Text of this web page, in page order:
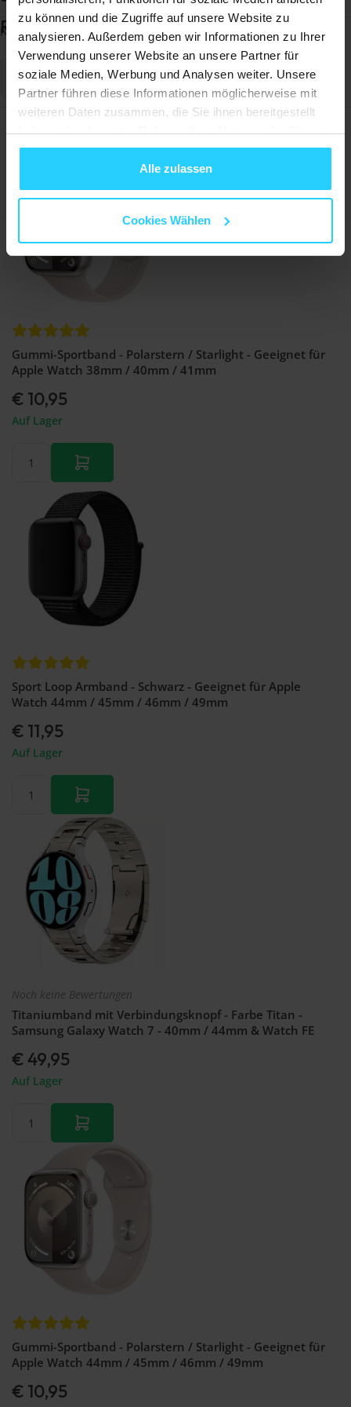
zu können und die Zugriffe auf unsere Website zu
analysieren. Außerdem geben wir Informationen zu Ihrer
Verwendung unserer Website an unsere Partner für
soziale Medien, Werbung und Analysen weiter. Unsere
Partner führen diese Informationen möglicherweise mit
weiteren Daten zusammen, die Sie ihnen bereitgestellt
haben oder die sie im Rahmen Ihrer Nutzung der Dienste
gesammelt haben.
Alle zulassen
Cookies Wählen
Rezensionen
Noch keine Bewertungen
Schreiben Sie eine Bewertung
Am häufigsten angesehene Artikel
Gummi-Sportband - Polarstern / Starlight - Geeignet für
Apple Watch 38mm / 40mm / 41mm
€ 10,95
Auf Lager
Sport Loop Armband - Schwarz - Geeignet für Apple
Watch 44mm / 45mm / 46mm / 49mm
€ 11,95
Auf Lager
Noch keine Bewertungen
Titaniumband mit Verbindungsknopf - Farbe Titan -
Samsung Galaxy Watch 7 - 40mm / 44mm & Watch FE
€ 49,95
Auf Lager
Gummi-Sportband - Polarstern / Starlight - Geeignet für
Apple Watch 44mm / 45mm / 46mm / 49mm
€ 10,95